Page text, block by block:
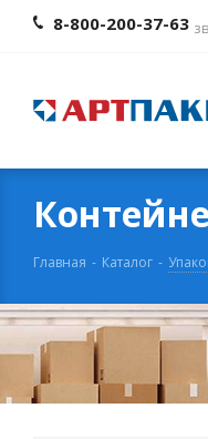
8-800-200-37-63
Главная - Каталог -